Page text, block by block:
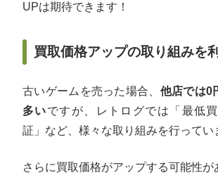
UPは期待できます！
買取価格アップの取り組みを
古いゲームを売った場合、 他店では0
多いですが、レトログでは「最低
証」など、様々な取り組みを行ってい
さらに買取価格がアップする可能性が